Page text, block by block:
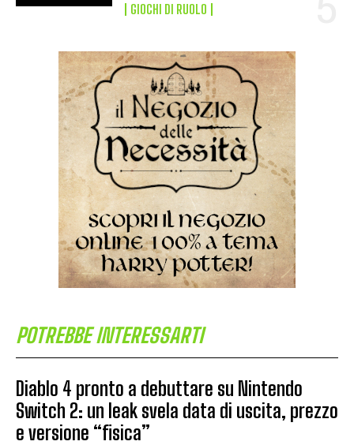
GIOCHI DI RUOLO
POTREBBE INTERESSARTI
Diablo 4 pronto a debuttare su Nintendo
Switch 2: un leak svela data di uscita, prezzo
e versione “fisica”